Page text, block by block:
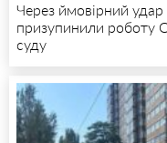
Через ймовірний
призупинили роботу
суду